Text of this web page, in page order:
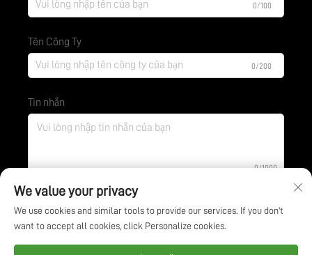
0/100
Tên Công Ty
0/200
Tin nhắn
0/1000
Gửi
We value your privacy
We use cookies and similar tools to provide our services. If you don't
want to accept all cookies, click Personalize cookies.